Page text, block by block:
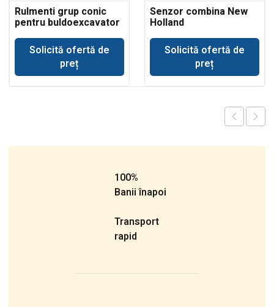
Rulmenti grup conic
pentru buldoexcavator
Solicită ofertă de
preț
Senzor combina New
Holland
Solicită ofertă de
preț
100%
Banii înapoi
Transport
rapid